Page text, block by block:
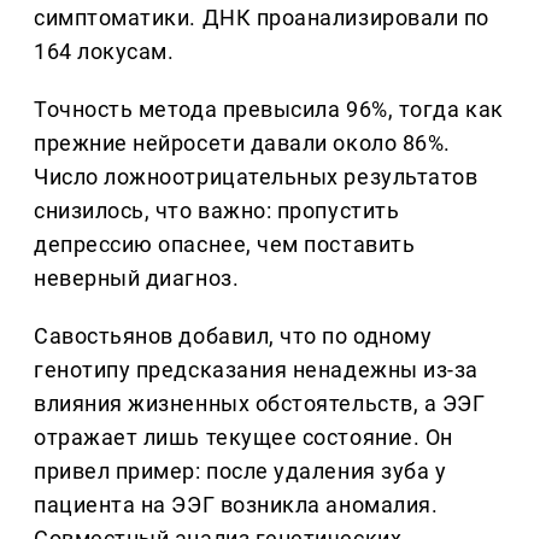
симптоматики. ДНК проанализировали по
164 локусам.
Точность метода превысила 96%, тогда как
прежние нейросети давали около 86%.
Число ложноотрицательных результатов
снизилось, что важно: пропустить
депрессию опаснее, чем поставить
неверный диагноз.
Савостьянов добавил, что по одному
генотипу предсказания ненадежны из-за
влияния жизненных обстоятельств, а ЭЭГ
отражает лишь текущее состояние. Он
привел пример: после удаления зуба у
пациента на ЭЭГ возникла аномалия.